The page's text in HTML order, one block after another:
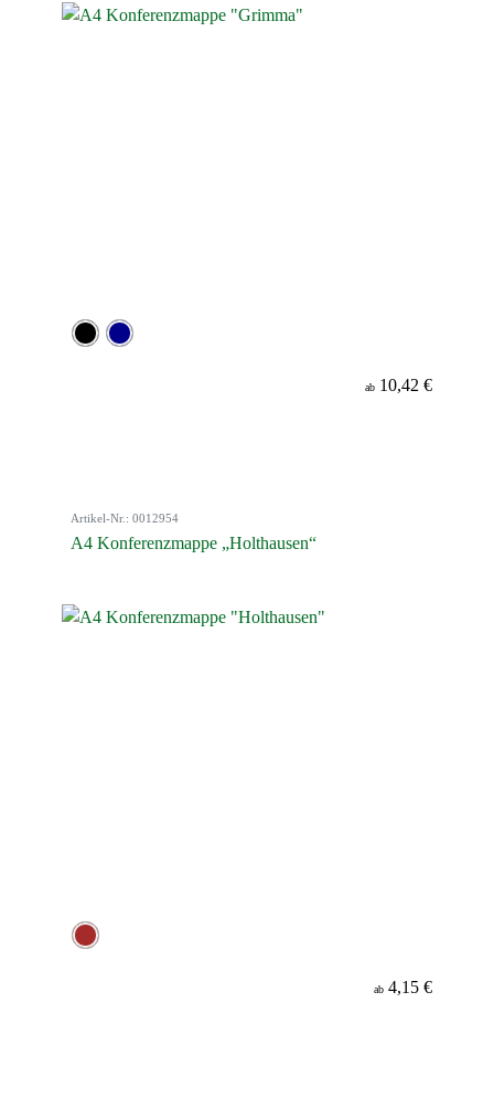
ab 10,42 €
Artikel-Nr.: 0012954
A4 Konferenzmappe „Holthausen“
ab 4,15 €